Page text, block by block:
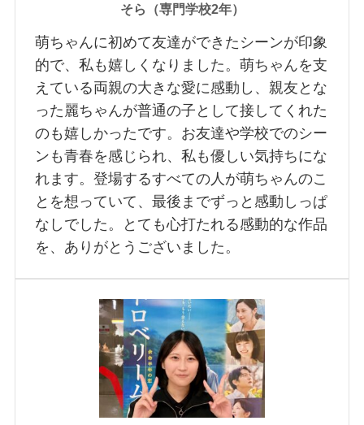
そら（専門学校2年）
萌ちゃんに初めて友達ができたシーンが印象
的で、私も嬉しくなりました。萌ちゃんを支
えている両親の大きな愛に感動し、親友とな
った麗ちゃんが普通の子として接してくれた
のも嬉しかったです。お友達や学校でのシー
ンも青春を感じられ、私も優しい気持ちにな
れます。登場するすべての人が萌ちゃんのこ
とを想っていて、最後までずっと感動しっぱ
なしでした。とても心打たれる感動的な作品
を、ありがとうございました。